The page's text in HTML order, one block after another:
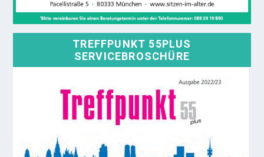
TREFFPUNKT 55PLUS
SERVICEBROSCHÜRE